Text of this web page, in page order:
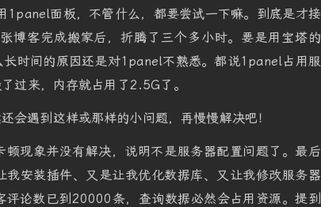
1panel面板，不管什么，都要尝试一下嘛。到底是才接
博客完成搬家后，折腾了三个多小时。要是用宝塔的
时间的原因还是对1panel不熟悉。都说1panel占用服
过来，内存就占用了2.5G了。
会遇到这样或那样的小问题，再慢慢解决吧！
现象并没有解决，说明不是服务器配置问题了。最后
安装插件、又是让我优化数据库、又让我修改服务器
论数已到20000条，查询数据必然会占用资源。提到